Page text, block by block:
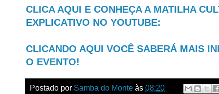
CLICA AQUI E CONHEÇA A MATILHA
EXPLICATIVO NO YOUTUBE:
CLICANDO AQUI VOCÊ SABERÁ MAIS
O EVENTO!
Postado por Samba do Monte às 08:20